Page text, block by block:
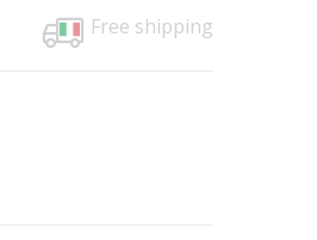
Free shipping